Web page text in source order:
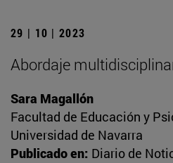
29 | 10 | 2023
Abordaje
Sara Magallón
Facultad de Educación y
Universidad de Navarra
Publicado en: Diario de